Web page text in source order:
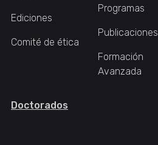
Ediciones
Comité de ética
Programas
Publicaciones
Formación
Avanzada
Doctorados